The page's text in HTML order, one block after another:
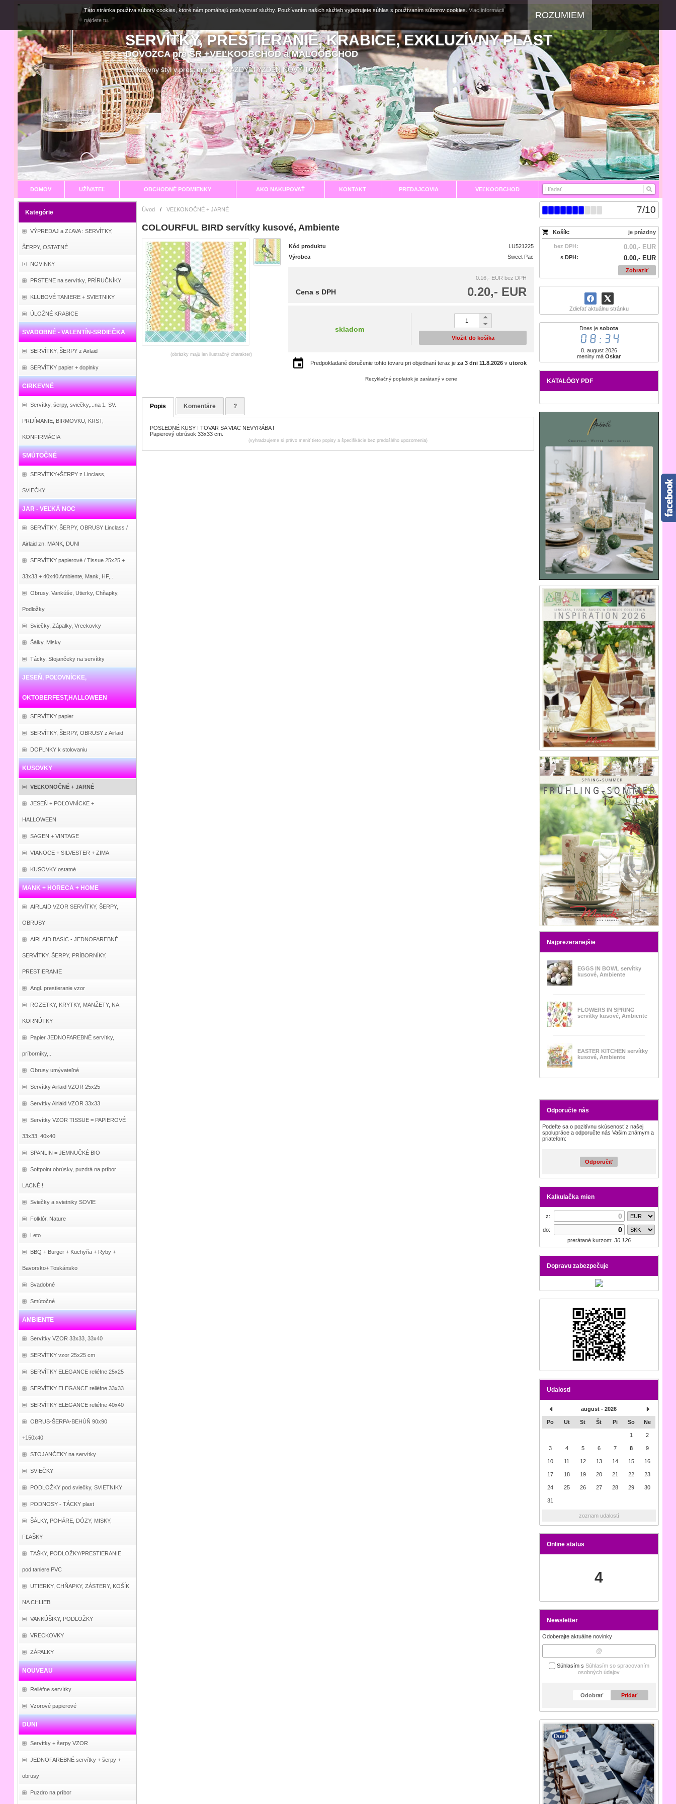
SERVÍTKY, PRESTIERANIE, KRABICE, EXKLUZÍVNY PLAST
DOVOZCA pre SR +VEĽKOOBCHOD a MALOOBCHOD
Exkluzívny štýl v prestieraní KAŽDÝ TÝŽDEŇ NOVÝ TOVAR
DOMOV UŽÍVATEĽ OBCHODNÉ PODMIENKY AKO NAKUPOVAŤ KONTAKT PREDAJCOVIA VEĽKOOBCHOD
Kategórie
VÝPREDAJ a ZĽAVA : SERVÍTKY,
ŠERPY, OSTATNÉ
NOVINKY
PRSTENE na servítky, PRÍRUČNÍKY
KLUBOVÉ TANIERE + SVIETNIKY
ÚLOŽNÉ KRABICE
SVADOBNÉ - VALENTÍN-SRDIEČKA
SERVÍTKY, ŠERPY z Airlaid
SERVÍTKY papier + doplnky
CIRKEVNÉ
Servítky, šerpy, sviečky,...na 1. SV.
PRIJÍMANIE, BIRMOVKU, KRST,
KONFIRMÁCIA
SMÚTOČNÉ
SERVÍTKY+ŠERPY z Linclass,
SVIEČKY
JAR - VEĽKÁ NOC
SERVÍTKY, ŠERPY, OBRUSY Linclass /
Airlaid zn. MANK, DUNI
SERVÍTKY papierové / Tissue 25x25 +
33x33 + 40x40 Ambiente, Mank, HF,..
Obrusy, Vankúše, Utierky, Chňapky,
Podložky
Sviečky, Zápalky, Vreckovky
Šálky, Misky
Tácky, Stojančeky na servítky
JESEŇ, POĽOVNÍCKE,
OKTOBERFEST,HALLOWEEN
SERVÍTKY papier
SERVÍTKY, ŠERPY, OBRUSY z Airlaid
DOPLNKY k stolovaniu
KUSOVKY
VEĽKONOČNÉ + JARNÉ
JESEŇ + POĽOVNÍCKE +
HALLOWEEN
SAGEN + VINTAGE
VIANOCE + SILVESTER + ZIMA
KUSOVKY ostatné
MANK + HORECA + HOME
AIRLAID VZOR SERVÍTKY, ŠERPY,
OBRUSY
AIRLAID BASIC - JEDNOFAREBNÉ
SERVÍTKY, ŠERPY, PRÍBORNÍKY,
PRESTIERANIE
Angl. prestieranie vzor
ROZETKY, KRYTKY, MANŽETY, NA
KORNÚTKY
Papier JEDNOFAREBNÉ servítky,
príborníky,..
Obrusy umývateľné
Servítky Airlaid VZOR 25x25
Servítky Airlaid VZOR 33x33
Servítky VZOR TISSUE = PAPIEROVÉ
33x33, 40x40
SPANLIN = JEMNUČKÉ BIO
Softpoint obrúsky, puzdrá na príbor
LACNÉ !
Sviečky a svietniky SOVIE
Folklór, Nature
Leto
BBQ + Burger + Kuchyňa + Ryby +
Bavorsko+ Toskánsko
Svadobné
Smútočné
AMBIENTE
Servítky VZOR 33x33, 33x40
SERVÍTKY vzor 25x25 cm
SERVÍTKY ELEGANCE reliéfne 25x25
SERVÍTKY ELEGANCE reliéfne 33x33
SERVÍTKY ELEGANCE reliéfne 40x40
OBRUS-ŠERPA-BEHÚŇ 90x90
+150x40
STOJANČEKY na servítky
SVIEČKY
PODLOŽKY pod sviečky, SVIETNIKY
PODNOSY - TÁCKY plast
ŠÁLKY, POHÁRE, DÓZY, MISKY,
FĽAŠKY
TAŠKY, PODLOŽKY/PRESTIERANIE
pod taniere PVC
UTIERKY, CHŇAPKY, ZÁSTERY, KOŠÍK
NA CHLIEB
VANKÚŠIKY, PODLOŽKY
VRECKOVKY
ZÁPALKY
NOUVEAU
Reliéfne servítky
Vzorové papierové
DUNI
Servítky + šerpy VZOR
JEDNOFAREBNÉ servítky + šerpy +
obrusy
Puzdro na príbor
7/10
Košík: je prázdny
bez DPH: 0.00,- EUR
s DPH: 0.00,- EUR
Zobraziť
Zdieľať aktuálnu stránku
Dnes jesobota
08:34
8. august 2026
meniny máOskar
KATALÓGY PDF
Najprezeranejšie
EGGS IN BOWL servítky
kusové, Ambiente
FLOWERS IN SPRING
servítky kusové, Ambiente
EASTER KITCHEN servítky
kusové, Ambiente
Odporučte nás
Podeľte sa o pozitívnu skúsenosť z našej
spolupráce a odporučte nás Vašim známym a
priateľom:
Odporučiť
Kalkulačka mien
z:
do:
prerátané kurzom: 30.126
Dopravu zabezpečuje
Udalosti
august - 2026
Po Ut St Št Pi So Ne
1 2
3 4 5 6 7 8 9
10 11 12 13 14 15 16
17 18 19 20 21 22 23
24 25 26 27 28 29 30
31
zoznam udalostí
Online status
4
Newsletter
Odoberajte aktuálne novinky
Súhlasím s Súhlasím so spracovaním
osobných údajov
Odobrať Pridať
Úvod / VEĽKONOČNÉ + JARNÉ
COLOURFUL BIRD servítky kusové, Ambiente
(obrázky majú len ilustračný charakter)
Kód produktu
LU521225
Výrobca
Sweet Pac
0.16,- EUR bez DPH
0.20,- EUR
Cena s DPH
skladom
Vložiť do košíka
Predpokladané doručenie tohto tovaru pri objednaní teraz je za 3 dni 11.8.2026v utorok
Recyklačný poplatok je zarátaný v cene
Popis Komentáre ?
POSLEDNÉ KUSY ! TOVAR SA VIAC NEVYRÁBA !
Papierový obrúsok 33x33 cm.
(vyhradzujeme si právo meniť tieto popisy a špecifikácie bez predošlého upozornenia)
Táto stránka používa súbory cookies, ktoré nám pomáhajú poskytovať služby. Používaním našich služieb vyjadrujete súhlas s používaním súborov cookies. Viac informácií
nájdete tu.
ROZUMIEM